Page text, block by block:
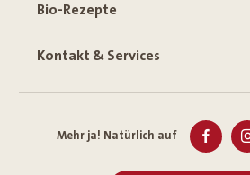
Bio-Rezepte
Kontakt & Services
Mehr ja! Natürlich auf